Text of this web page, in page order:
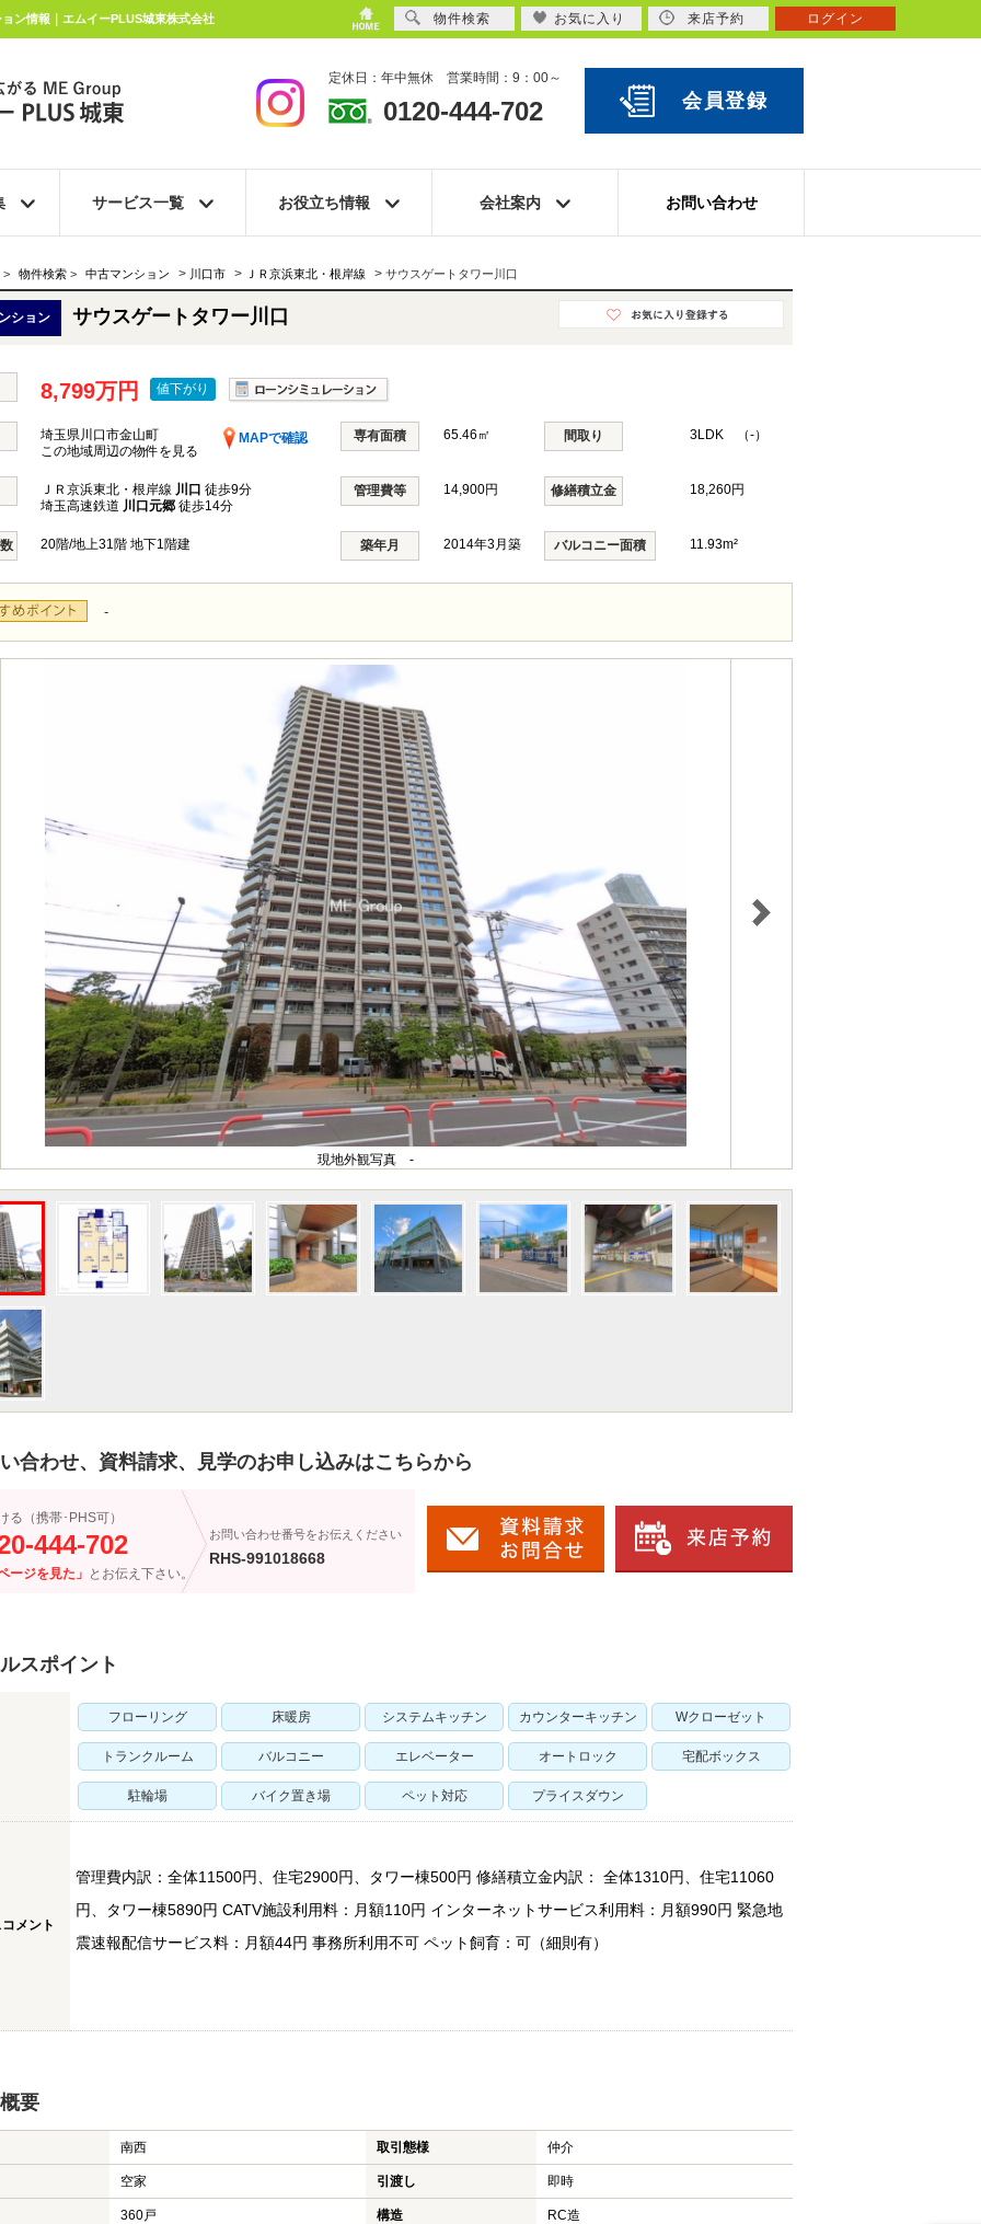
ン情報｜エムイーPLUS城東株式会社
定休日：年中無休 営業時間：9：00～
0120-444-702 会員登録
サービス一覧 お役立ち情報 会社案内 お問い合わせ
> 物件検索 > 中古マンション > 川口市 > ＪＲ京浜東北・根岸線 > サウスゲートタワー川口
ション サウスゲートタワー川口
8,799万円 値下がり
埼玉県川口市金山町
MAPで確認
この地域周辺の物件を見る
専有面積 65.46㎡ 間取り 3LDK （-）
ＪＲ京浜東北・根岸線 川口 徒歩9分
埼玉高速鉄道 川口元郷 徒歩14分
管理費等 14,900円 修繕積立金 18,260円
20階/地上31階 地下1階建 築年月 2014年3月築 バルコニー面積 11.93m²
-
現地外観写真 -
合わせ、資料請求、見学のお申し込みはこちらから
る（携帯･PHS可）
444-702
ージを見た」 とお伝え下さい。
お問い合わせ番号をお伝えください
RHS-991018668
スポイント
フローリング 床暖房 システムキッチン カウンターキッチン Wクローゼット
トランクルーム バルコニー エレベーター オートロック 宅配ボックス
駐輪場 バイク置き場 ペット対応 プライスダウン
メント
管理費内訳：全体11500円、住宅2900円、タワー棟500円 修繕積立金内訳： 全体1310円、住宅11060
円、タワー棟5890円 CATV施設利用料：月額110円 インターネットサービス利用料：月額990円 緊急地
震速報配信サービス料：月額44円 事務所利用不可 ペット飼育：可（細則有）
要
南西 取引態様 仲介
空家 引渡し 即時
360戸 構造 RC造
物件検索 お気に入り 来店予約 ログイン